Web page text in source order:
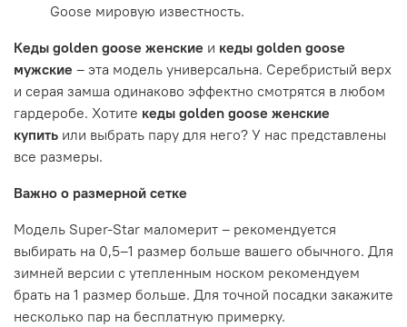
Goose мировую известность.
Кеды golden goose женские и кеды golden goose
мужские – эта модель универсальна. Серебристый верх
и серая замша одинаково эффектно смотрятся в любом
гардеробе. Хотите кеды golden goose женские
купить или выбрать пару для него? У нас представлены
все размеры.
Важно о размерной сетке
Модель Super-Star маломерит – рекомендуется
выбирать на 0,5–1 размер больше вашего обычного. Для
зимней версии с утепленным носком рекомендуем
брать на 1 размер больше. Для точной посадки закажите
несколько пар на бесплатную примерку.